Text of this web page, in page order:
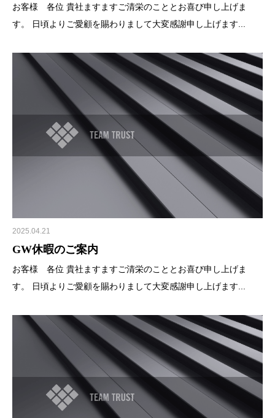
お客様 各位 貴社ますますご清栄のこととお喜び申し上げま
す。 日頃よりご愛顧を賜わりまして大変感謝申し上げます...
2025.04.21
GW休暇のご案内
お客様 各位 貴社ますますご清栄のこととお喜び申し上げま
す。 日頃よりご愛顧を賜わりまして大変感謝申し上げます...